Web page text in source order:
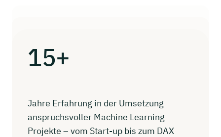
15+
Jahre Erfahrung in der Umsetzung
anspruchsvoller Machine Learning
Projekte – vom Start-up bis zum DAX